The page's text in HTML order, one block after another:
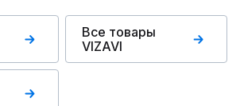
Все товары
VIZAVI